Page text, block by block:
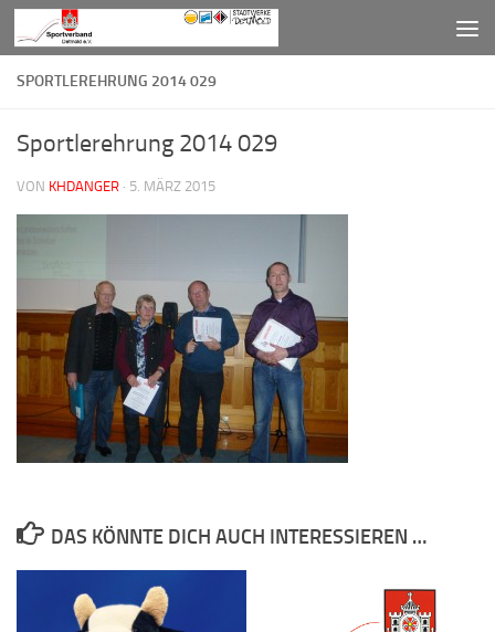
Zum Inhalt springen
SPORTLEREHRUNG 2014 029
Sportlerehrung 2014 029
VON KHDANGER · 5. MÄRZ 2015
DAS KÖNNTE DICH AUCH INTERESSIEREN …